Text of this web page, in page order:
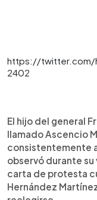
https://twitter.com/
2402
El hijo del general
llamado Ascencio
consistentemente
observó durante su
carta de protesta
Hernández